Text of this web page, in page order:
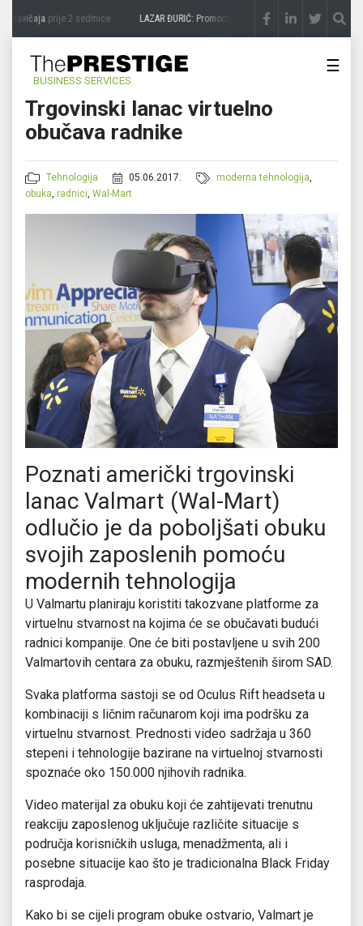
zavičajaprije 2 sedmice LAZAR ĐURIĆ: Promocija potencijal pretvara u destinaciju
BUSINESS SERVICES
☰
Trgovinski lanac virtuelno
obučava radnike
Tehnologija 05.06.2017. moderna tehnologija,
obuka, radnici, Wal-Mart
Poznati američki trgovinski
lanac Valmart (Wal-Mart)
odlučio je da poboljšati obuku
svojih zaposlenih pomoću
modernih tehnologija
U Valmartu planiraju koristiti takozvane platforme za
virtuelnu stvarnost na kojima će se obučavati budući
radnici kompanije. One će biti postavljene u svih 200
Valmartovih centara za obuku, razmještenih širom SAD.
Svaka platforma sastoji se od Oculus Rift headseta u
kombinaciji s ličnim računarom koji ima podršku za
virtuelnu stvarnost. Prednosti video sadržaja u 360
stepeni i tehnologije bazirane na virtuelnoj stvarnosti
spoznaće oko 150.000 njihovih radnika.
Video materijal za obuku koji će zahtijevati trenutnu
reakciju zaposlenog uključuje različite situacije s
područja korisničkih usluga, menadžmenta, ali i
posebne situacije kao što je tradicionalna Black Friday
rasprodaja.
Kako bi se cijeli program obuke ostvario, Valmart je